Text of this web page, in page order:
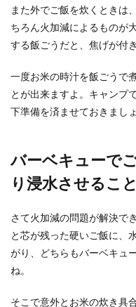
梅干
う
いい
ナ
夏野
たっ
ガ
また外でご飯を炊くときは
ちろん火加減によるものが
する飯ごうだと、焦げが付
一度お米の時汁を飯ごうで
とが出来ますよ。キャンプ
下準備を済ませておきましょ
バーベキューで
り浸水させること
さて火加減の問題が解決で
と芯が残った硬いご飯に、
がり、どちらもバーベキュ
ね。
そこで意外とお米の炊き具